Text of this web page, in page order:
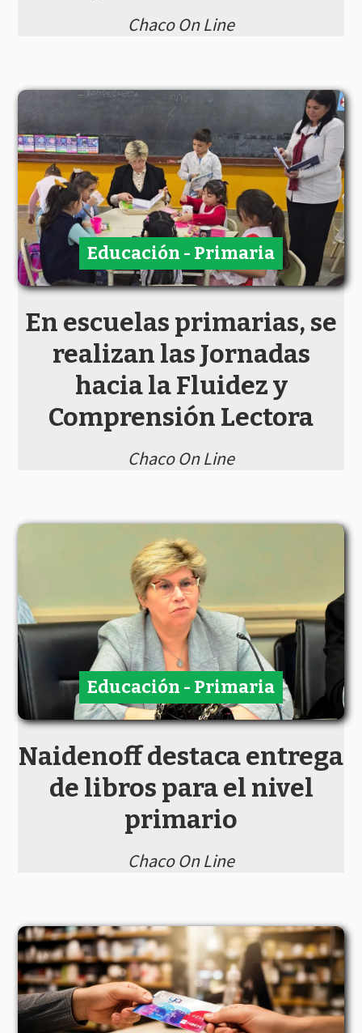
Chaco On Line
En escuelas primarias, se
realizan las Jornadas
hacia la Fluidez y
Comprensión Lectora
Chaco On Line
Educación - Primaria
Naidenoff destaca entrega
de libros para el nivel
primario
Chaco On Line
Educación - Primaria